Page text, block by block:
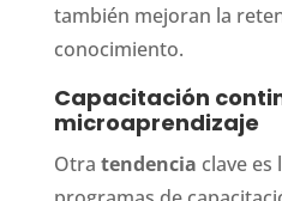
también mejoran la
conocimiento.
Capacitación
microaprendizaje
Otra tendencia clave es